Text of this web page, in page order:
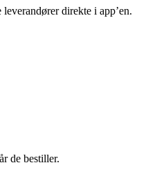
direkte i app’en.
de bestiller.